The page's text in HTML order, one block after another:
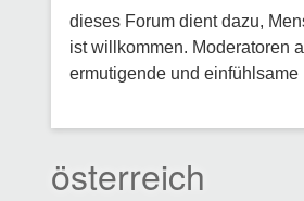
dieses Forum dient dazu,
ist willkommen. Moderatoren
ermutigende und
österreich